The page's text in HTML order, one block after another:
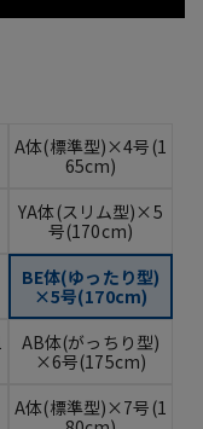
A体(標準型)×4号(1
65cm)
YA体(スリム型)×5
号(170cm)
BE体(ゆったり型)
×5号(170cm)
AB体(がっちり型)
×6号(175cm)
A体(標準型)×7号(1